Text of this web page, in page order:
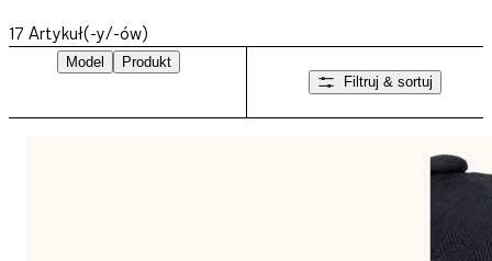
17 Artykuł(-y/-ów)
Model
Produkt
Filtruj & sortuj